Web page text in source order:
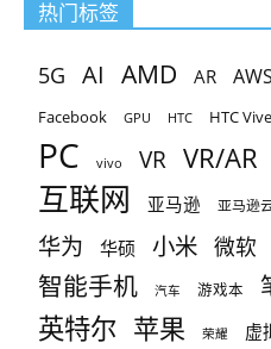
热门标签
5G AI AMD AR AWS
Facebook GPU HTC HTC Vive
PC vivo VR VR/AR
互联网 亚马逊 亚马逊
华为 华硕 小米 微软
智能手机 汽车 游戏本
英特尔 苹果 荣耀 虚